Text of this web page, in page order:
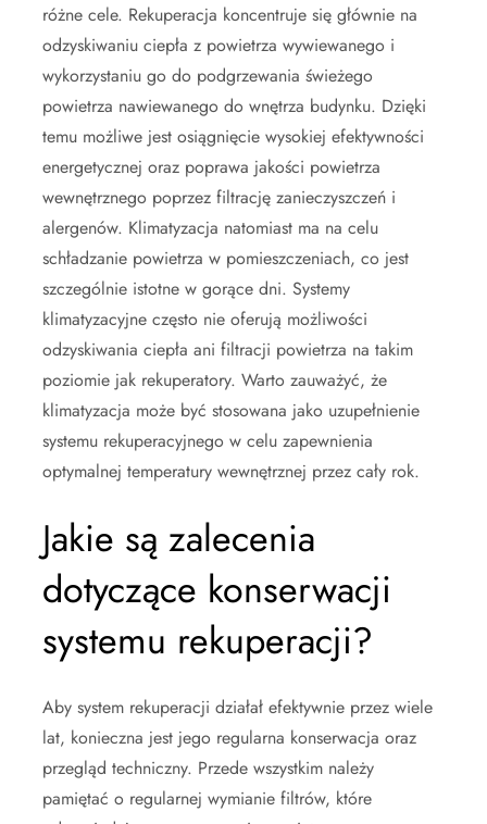
różne cele. Rekuperacja koncentruje się głównie na
odzyskiwaniu ciepła z powietrza wywiewanego i
wykorzystaniu go do podgrzewania świeżego
powietrza nawiewanego do wnętrza budynku. Dzięki
temu możliwe jest osiągnięcie wysokiej efektywności
energetycznej oraz poprawa jakości powietrza
wewnętrznego poprzez filtrację zanieczyszczeń i
alergenów. Klimatyzacja natomiast ma na celu
schładzanie powietrza w pomieszczeniach, co jest
szczególnie istotne w gorące dni. Systemy
klimatyzacyjne często nie oferują możliwości
odzyskiwania ciepła ani filtracji powietrza na takim
poziomie jak rekuperatory. Warto zauważyć, że
klimatyzacja może być stosowana jako uzupełnienie
systemu rekuperacyjnego w celu zapewnienia
optymalnej temperatury wewnętrznej przez cały rok.
Jakie są zalecenia
dotyczące konserwacji
systemu rekuperacji?
Aby system rekuperacji działał efektywnie przez wiele
lat, konieczna jest jego regularna konserwacja oraz
przegląd techniczny. Przede wszystkim należy
pamiętać o regularnej wymianie filtrów, które